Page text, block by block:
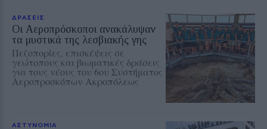
ΔΡΑΣΕΙΣ
Οι Αεροπρόσκοποι ανακάλυψαν
τα μυστικά της λεσβιακής γης
Πεζοπορίες, επισκέψεις σε
γεώτοπους και βιωματικές δράσεις
για τους νέους του 6ου Συστήματος
Αεροπροσκόπων Ακροπόλεως
ΑΣΤΥΝΟΜΙΑ